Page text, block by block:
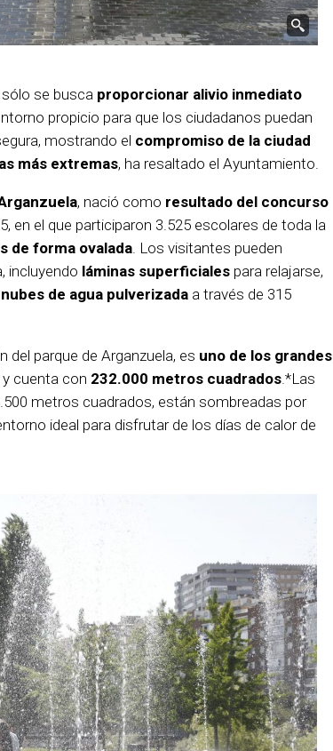
se busca proporcionar alivio inmediato
propicio para que los ciudadanos puedan
mostrando el compromiso de la ciudad
más extremas, ha resaltado el Ayuntamiento.
, nació como resultado del concurso
en el que participaron 3.525 escolares de toda la
de forma ovalada. Los visitantes pueden
incluyendo láminas superficiales para relajarse,
nubes de agua pulverizada a través de 315
del parque de Arganzuela, es uno de los grandes
y cuenta con 232.000 metros cuadrados.*Las
metros cuadrados, están sombreadas por
ideal para disfrutar de los días de calor de